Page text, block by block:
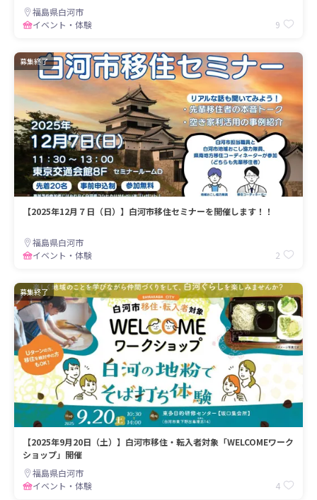
福島県白河市
イベント・体験
9
募集終了
【2025年12月７日（日）】白河市移住セミナーを開催します！！
福島県白河市
イベント・体験
2
募集終了
【2025年9月20日（土）】白河市移住・転入者対象「WELCOMEワーク
ショップ」開催
福島県白河市
イベント・体験
4